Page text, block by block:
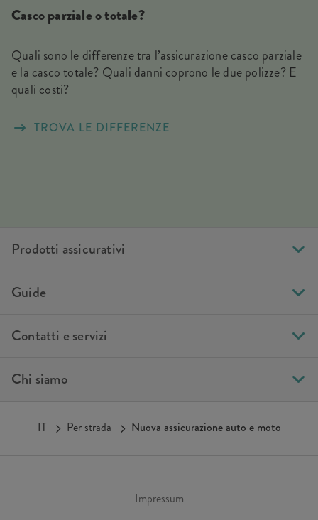
Casco parziale o totale?
Quali sono le differenze tra l’assicurazione casco parziale
e la casco totale? Quali danni coprono le due polizze? E
quali costi?
TROVA LE DIFFERENZE
Prodotti assicurativi
Guide
Contatti e servizi
Chi siamo
Impressum
IT Per strada Nuova assicurazione auto e moto